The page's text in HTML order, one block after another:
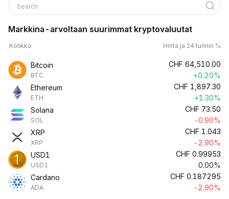
Search
Markkina-arvoltaan suurimmat kryptovaluutat
Kolikko Hinta ja 24 tunnin %
Bitcoin
BTC
CHF 64,510.00
+0.20%
Ethereum
ETH
CHF 1,897.30
+1.30%
Solana
SOL
CHF 73.50
-0.90%
XRP
XRP
CHF 1.043
-2.90%
USD1
USD1
CHF 0.99953
0.00%
Cardano
ADA
CHF 0.187295
-2.90%